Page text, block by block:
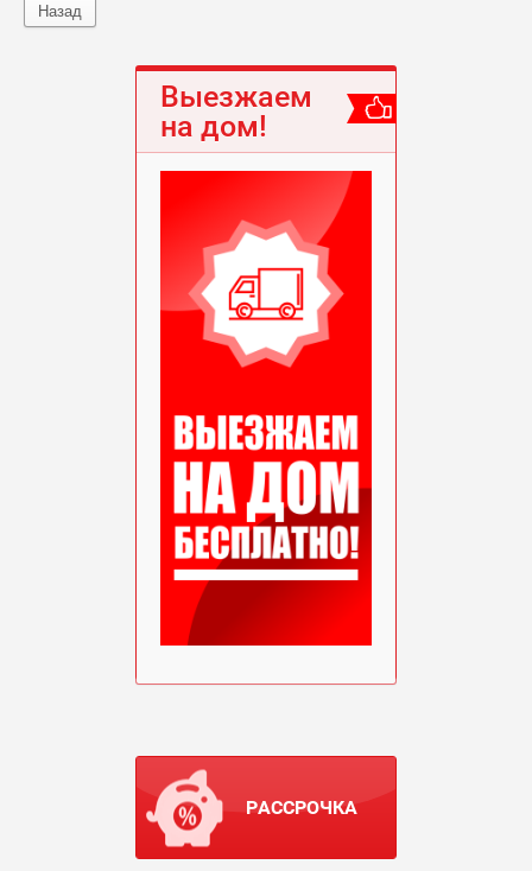
Выезжаем
на дом!
Назад
РАССРОЧКА